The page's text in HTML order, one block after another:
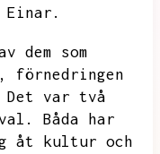
Einar.
dem som
förnedringen
Det var två
Båda har
åt kultur och